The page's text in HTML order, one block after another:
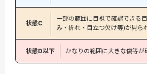
状態C
一部の範囲に目視で確認できる
み・折れ・目立つ欠け等)が見ら
状態D以下 かなりの範囲に大きな傷等が